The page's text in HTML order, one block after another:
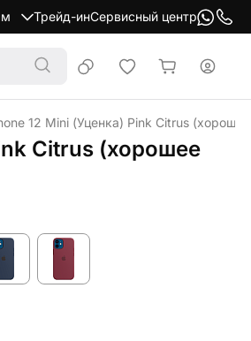
Трейд-инСервисный центр
12 Mini (Уценка) Pink Citrus
Citrus (хорошее